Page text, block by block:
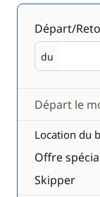
Départ/
du
Départ
Départ le
Location du
Offre
Skipper